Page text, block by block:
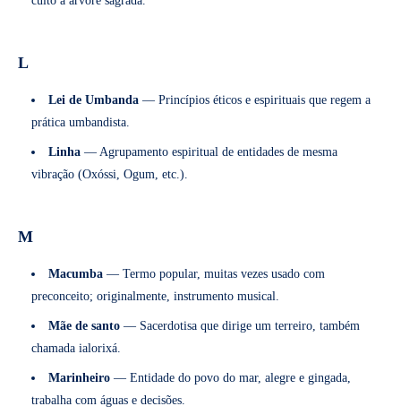
L
Lei de Umbanda — Princípios éticos e espirituais que regem a
prática umbandista.
Linha — Agrupamento espiritual de entidades de mesma
vibração (Oxóssi, Ogum, etc.).
M
Macumba — Termo popular, muitas vezes usado com
preconceito; originalmente, instrumento musical.
Mãe de santo — Sacerdotisa que dirige um terreiro, também
chamada ialorixá.
Marinheiro — Entidade do povo do mar, alegre e gingada,
trabalha com águas e decisões.